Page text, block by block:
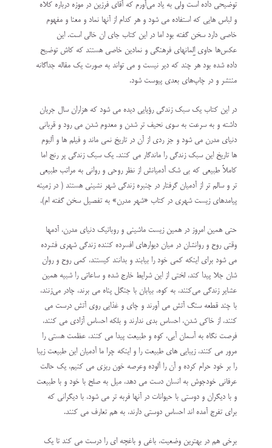
توضیحی داده است ولی به یاد می‌آورم که آقای فرزین در موزه درباره کلاه
و لباس هایی که استفاده می شود و هر کدام از آنها نماد و معنا و مفهوم
خاصی دارد سخن گفته بود اما در این کتاب جای ان خالی است. این
عکس‌ها حاوی اِلِمانهای فرهنگی و نمادین خاصی هستند که کاش توضیح
داده شده بود هر چند که دیر نیست و می تواند به صورت یک مقاله جداگانه
منتشر و در چاپ‌های بعدی پیوست شود.
در این کتاب یک سبک زندگی رؤیایی دیده می شود که هزاران سال جریان
داشته و به سرعت به سوی نحیف تر شدن و معدوم شدن می رود و قربانی
دنیای مدرن می شود و جز ردی از آن در تاریخ نمی ماند و فیلم ها و آلبوم
ها تاریخ این سبک زندگی را ماندگار می کنند. یک سبک زندگی پر رنج اما
کاملاً طبیعی که بی شک آدمیانش از نظر روحی و روانی به مراتب طبیعی
تر و سالم تر از آدمیان گرفتار در چنبره زندگی شهر نشینی هستند ( در زمینه
پیامدهای زیست شهری در کتاب «شهر مدرن» به تفصیل سخن گفته ام).
حتی همین امروز در همین زیست ماشینی و روباتیک دنیای مدرن، آدمها
وقتی روح و روانشان در میان دیوارهای افسرده کننده زندگی شهری فشرده
می شود برای اینکه کمی خود را بیابند و بدانند کیستند، کمی روح و روان
شان جلا پیدا کند، لختی از این شرایط خارج شده و ساعاتی را شبیه همین
عشایر زندگی می‌کنند، به کوه، بیابان با جنگل پناه می برند، چادر می‌زنند،
با چند قطعه سنگ آتش می آورند و چای و غذایی روی آتش درست می
کنند، از خاکی شدن، احساس بدی ندارند و بلکه احساس آزادی می کنند،
فرصت نگاه به آسمان آبی، کوه و طبیعت پیدا می کنند، عظمت هستی را
مرور می کنند، زیبایی های طبیعت را و اینکه چرا ما آدمیان این طبیعت زیبا
را بر خود حرام کرده و آن را آلوده‌ و‌عرصه خون ریزی می کنیم، یک حالت
عرفانی خودجوش به انسان دست می دهد، میل به صلح با خود و با طبیعت
و با دیگران و دوستی با حیوانات در آنها فربه تر می شود، با دیگرانی که
برای تفرج آمده اند احساس دوستی دارند، به هم تعارف می کنند.
برخی هم در بهترین وضعیت، باغی و باغچه ای را درست می کند تا یک